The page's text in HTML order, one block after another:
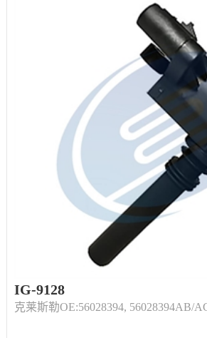
IG-9128
克莱斯勒OE:56028394, 56028394AB/